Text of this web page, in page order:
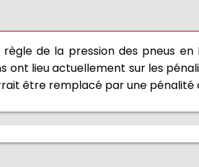
de la pression des pneus
ont lieu actuellement sur les
être remplacé par une pénalité